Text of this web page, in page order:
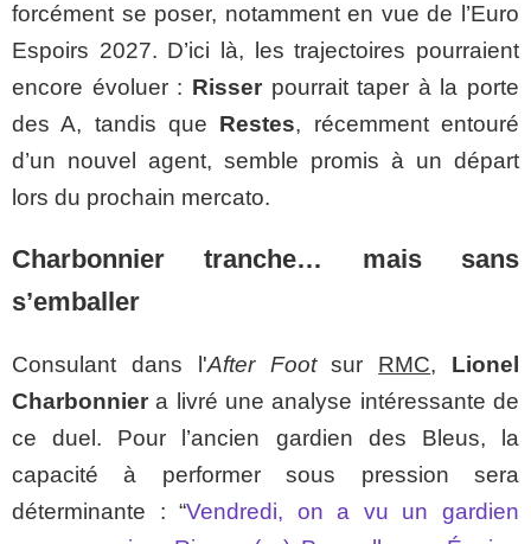
forcément se poser, notamment en vue de l’Euro
Espoirs 2027. D’ici là, les trajectoires pourraient
encore évoluer : Risserpourrait taper à la porte
des A, tandis que Restes, récemment entouré
d’un nouvel agent, semble promis à un départ
lors du prochain mercato.
Charbonnier tranche… mais sans
s’emballer
Consulant dans l'After Footsur RMC, Lionel
Charbonnier a livré une analyse intéressante de
ce duel. Pour l’ancien gardien des Bleus, la
capacité à performer sous pression sera
déterminante : “Vendredi, on a vu un gardien